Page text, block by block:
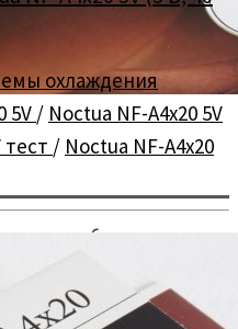
с рабочим
охлаждения
5V / Noctua NF-A4x20 5V
тест / Noctua NF-A4x20